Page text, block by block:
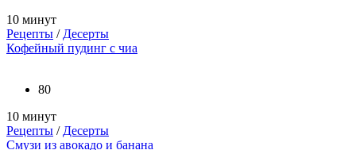
10 минут
Рецепты / Десерты
Кофейный пудинг с чиа
80
10 минут
Рецепты / Десерты
Смузи из авокадо и банана